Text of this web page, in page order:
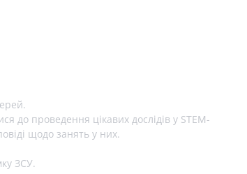
до проведення цікавих дослідів у STEM-
щодо занять у них.
ЗСУ.